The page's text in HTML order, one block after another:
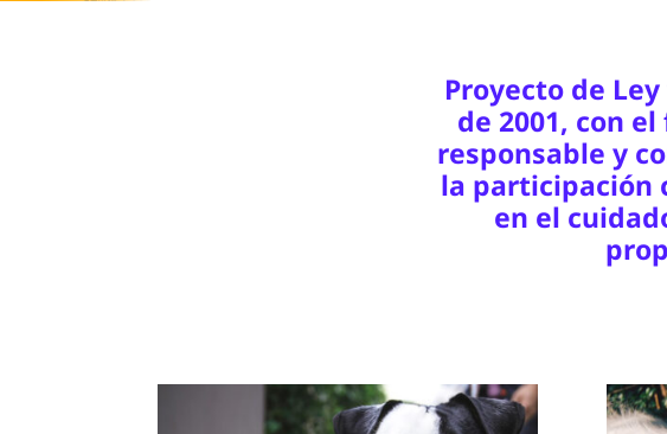
Proyecto de
de 2001, con
responsable y
la participación
en el